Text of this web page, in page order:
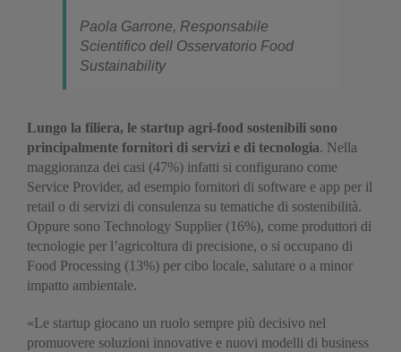
Paola Garrone, Responsabile
Scientifico dell Osservatorio Food
Sustainability
Lungo la filiera, le startup agri-food sostenibili sono
principalmente fornitori di servizi e di tecnologia. Nella
maggioranza dei casi (47%) infatti si configurano come
Service Provider, ad esempio fornitori di software e app per il
retail o di servizi di consulenza su tematiche di sostenibilità.
Oppure sono Technology Supplier (16%), come produttori di
tecnologie per l’agricoltura di precisione, o si occupano di
Food Processing (13%) per cibo locale, salutare o a minor
impatto ambientale.
«Le startup giocano un ruolo sempre più decisivo nel
promuovere soluzioni innovative e nuovi modelli di business